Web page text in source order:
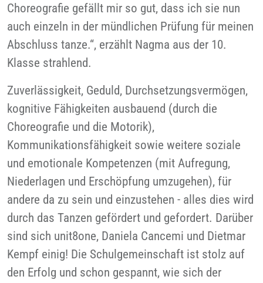
Choreografie gefällt mir so gut, dass ich sie nun
auch einzeln in der mündlichen Prüfung für meinen
Abschluss tanze.“, erzählt Nagma aus der 10.
Klasse strahlend.
Zuverlässigkeit, Geduld, Durchsetzungsvermögen,
kognitive Fähigkeiten ausbauend (durch die
Choreografie und die Motorik),
Kommunikationsfähigkeit sowie weitere soziale
und emotionale Kompetenzen (mit Aufregung,
Niederlagen und Erschöpfung umzugehen), für
andere da zu sein und einzustehen - alles dies wird
durch das Tanzen gefördert und gefordert. Darüber
sind sich unit8one, Daniela Cancemi und Dietmar
Kempf einig! Die Schulgemeinschaft ist stolz auf
den Erfolg und schon gespannt, wie sich der